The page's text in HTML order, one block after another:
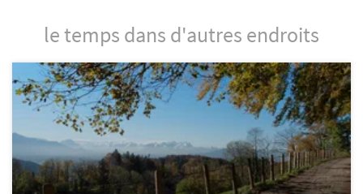
le temps dans d'autres endroits